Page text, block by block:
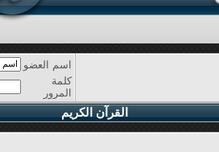
اسم العضو
كلمة
المرور
القرآن الكريم